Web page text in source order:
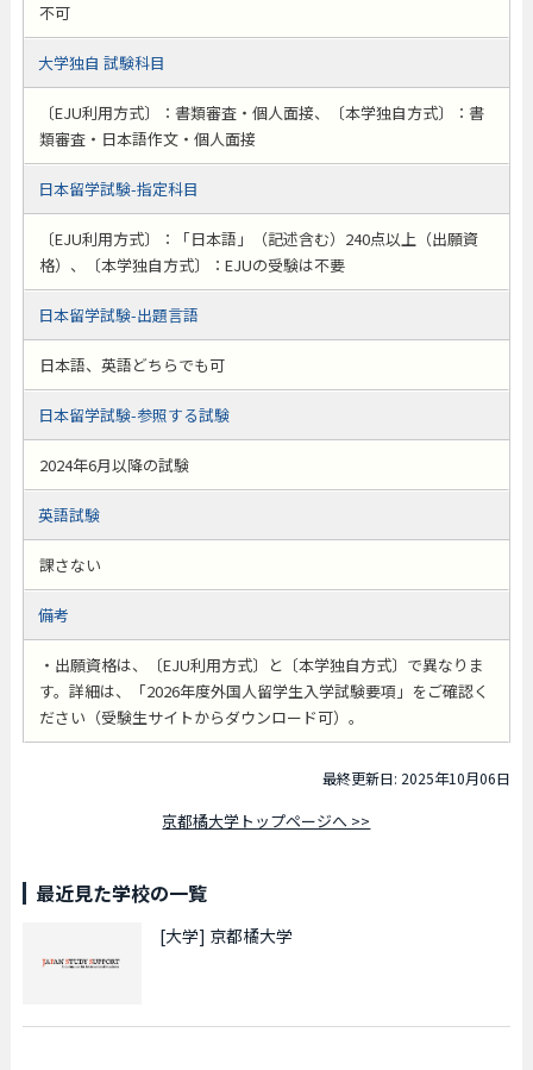
不可
大学独自 試験科目
〔EJU利用方式〕：書類審査・個人面接、〔本学独自方式〕：書
類審査・日本語作文・個人面接
日本留学試験-指定科目
〔EJU利用方式〕：「日本語」（記述含む）240点以上（出願資
格）、〔本学独自方式〕：EJUの受験は不要
日本留学試験-出題言語
日本語、英語どちらでも可
日本留学試験-参照する試験
2024年6月以降の試験
英語試験
課さない
備考
・出願資格は、〔EJU利用方式〕と〔本学独自方式〕で異なりま
す。詳細は、「2026年度外国人留学生入学試験要項」をご確認く
ださい（受験生サイトからダウンロード可）。
最終更新日: 2025年10月06日
京都橘大学トップページへ >>
最近見た学校の一覧
[大学] 京都橘大学